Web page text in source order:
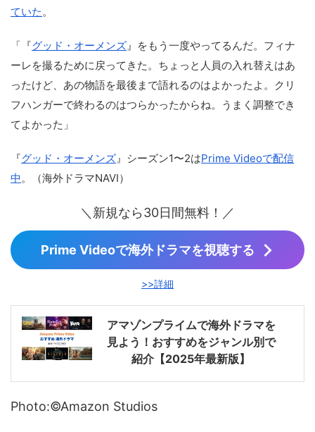
ていた。
「『グッド・オーメンズ』をもう一度やってるんだ。フィナ
ーレを撮るために戻ってきた。ちょっと人員の入れ替えはあ
ったけど、あの物語を最後まで語れるのはよかったよ。クリ
フハンガーで終わるのはつらかったからね。うまく調整でき
てよかった」
『グッド・オーメンズ』シーズン1〜2はPrime Videoで配信
中。（海外ドラマNAVI）
＼新規なら30日間無料！／
Prime Videoで海外ドラマを視聴する
>>詳細
アマゾンプライムで海外ドラマを
見よう！おすすめをジャンル別で
紹介【2025年最新版】
Photo:©︎Amazon Studios